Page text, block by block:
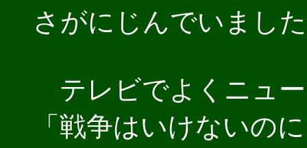
さがにじんでいまし
テレビでよくニュ
「戦争はいけないの